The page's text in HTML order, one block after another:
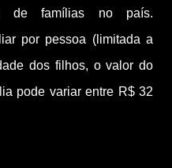
de famílias no país.
por pessoa (limitada a
dos filhos, o valor do
pode variar entre R$ 32